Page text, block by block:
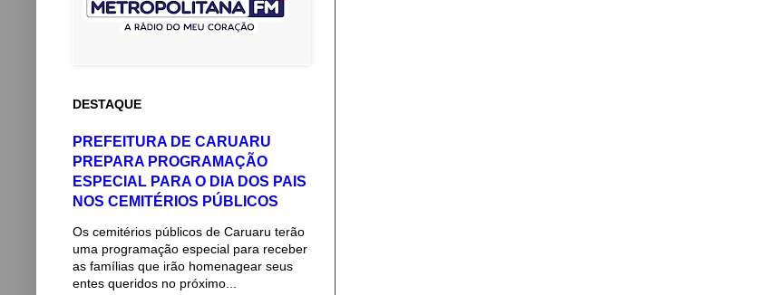
DESTAQUE
PREFEITURA DE CARUARU
PREPARA PROGRAMAÇÃO
ESPECIAL PARA O DIA DOS PAIS
NOS CEMITÉRIOS PÚBLICOS
Os cemitérios públicos de Caruaru terão
uma programação especial para receber
as famílias que irão homenagear seus
entes queridos no próximo...